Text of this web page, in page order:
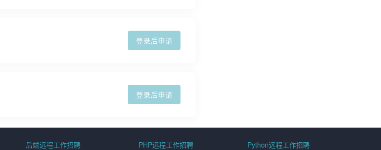
登录后申请
登录后申请
后端远程工作招聘 PHP远程工作招聘 Python远程工作招聘